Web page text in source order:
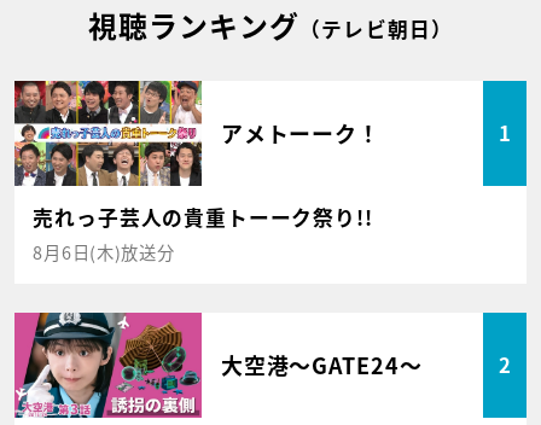
視聴ランキング （テレビ朝日）
アメトーーク！ 1
売れっ子芸人の貴重トーーク祭り!!
8月6日(木)放送分
大空港～GATE24～ 2